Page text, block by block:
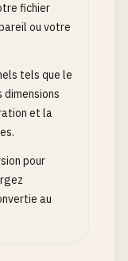
fichier
ou votre
tels que le
dimensions
et la
pour
au